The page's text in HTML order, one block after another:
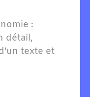
:
détail,
texte et